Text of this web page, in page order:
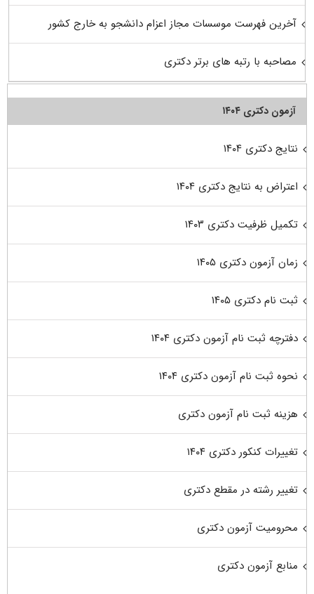
آخرین فهرست موسسات مجاز اعزام دانشجو به خارج کشور
مصاحبه با رتبه های برتر دکتری
آزمون دکتری ۱۴۰۴
نتایج دکتری ۱۴۰۴
اعتراض به نتایج دکتری ۱۴۰۴
تکمیل ظرفیت دکتری ۱۴۰۳
زمان آزمون دکتری ۱۴۰۵
ثبت نام دکتری ۱۴۰۵
دفترچه ثبت نام آزمون دکتری ۱۴۰۴
نحوه ثبت نام آزمون دکتری ۱۴۰۴
هزینه ثبت نام آزمون دکتری
تغییرات کنکور دکتری ۱۴۰۴
تغییر رشته در مقطع دکتری
محرومیت آزمون دکتری
منابع آزمون دکتری